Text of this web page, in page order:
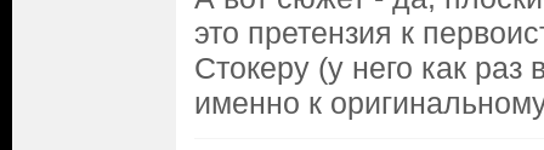
это претензия к
Стокеру (у него как раз
именно к